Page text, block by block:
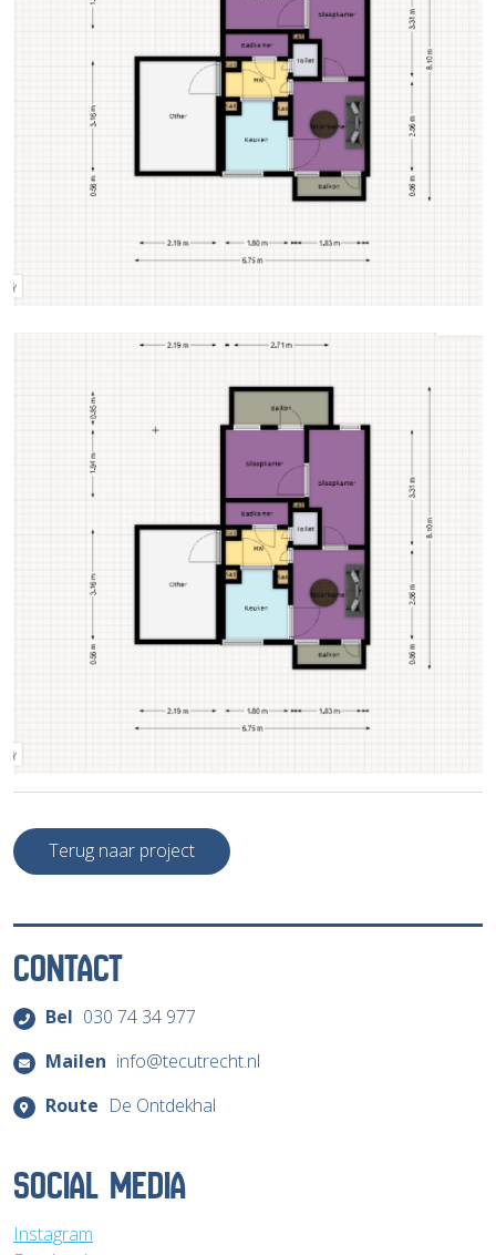
Terug naar project
CONTACT
Bel 030 74 34 977
Mailen info@tecutrecht.nl
Route De Ontdekhal
SOCIAL MEDIA
Instagram